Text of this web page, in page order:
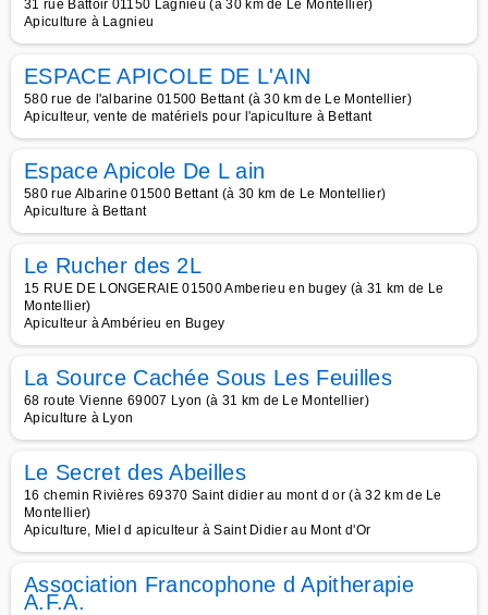
31 rue Battoir 01150 Lagnieu (à 30 km de Le Montellier)
Apiculture à Lagnieu
ESPACE APICOLE DE L'AIN
580 rue de l'albarine 01500 Bettant (à 30 km de Le Montellier)
Apiculteur, vente de matériels pour l'apiculture à Bettant
Espace Apicole De L ain
580 rue Albarine 01500 Bettant (à 30 km de Le Montellier)
Apiculture à Bettant
Le Rucher des 2L
15 RUE DE LONGERAIE 01500 Amberieu en bugey (à 31 km de Le
Montellier)
Apiculteur à Ambérieu en Bugey
La Source Cachée Sous Les Feuilles
68 route Vienne 69007 Lyon (à 31 km de Le Montellier)
Apiculture à Lyon
Le Secret des Abeilles
16 chemin Rivières 69370 Saint didier au mont d or (à 32 km de Le
Montellier)
Apiculture, Miel d apiculteur à Saint Didier au Mont d'Or
Association Francophone d Apitherapie
A.F.A.